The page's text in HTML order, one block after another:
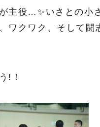
主役…✨いさとの小
ワクワク、そして闘
!！